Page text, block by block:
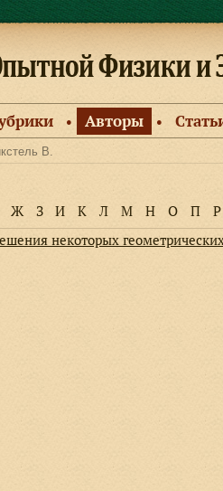
● Авторы ●
В.
Ж З И К Л М Н О П Р
некоторых